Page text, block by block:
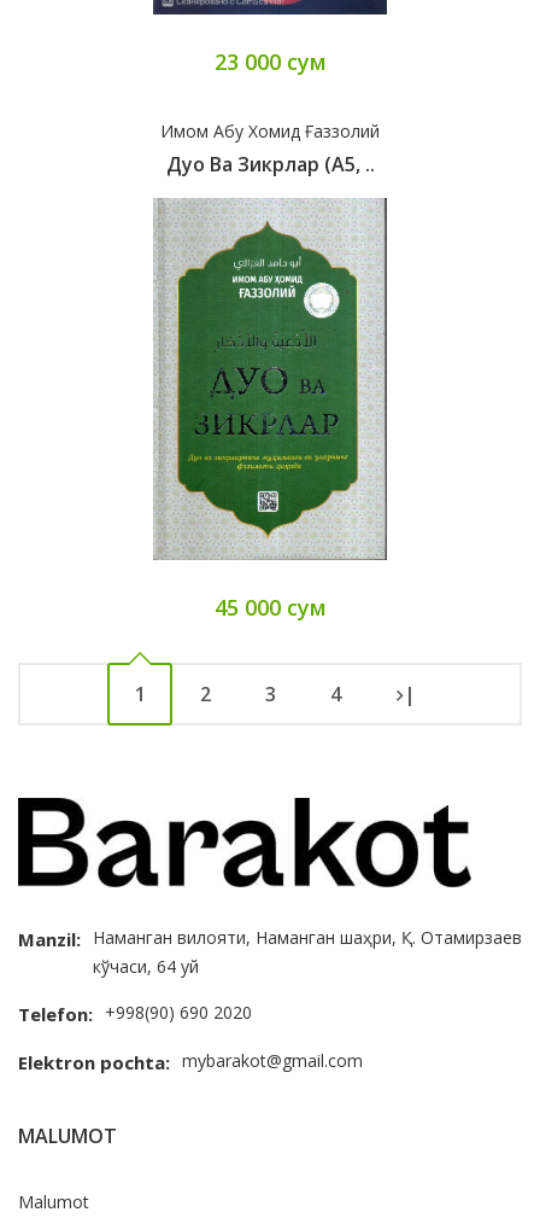
23 000 сум
Имом Абу Хомид Ғаззолий
Дуо Ва Зикрлар (А5, ..
45 000 сум
1 2 3 4 |
Manzil: Наманган вилояти, Наманган шаҳри, Қ. Отамирзаев
кўчаси, 64 уй
Telefon: +998(90) 690 2020
Elektron pochta: mybarakot@gmail.com
MALUMOT
Malumot